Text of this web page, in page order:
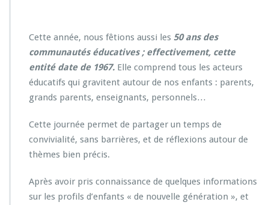
Cette année, nous fêtions aussi les 50 ans des
communautés éducatives ; effectivement, cette
entité date de 1967. Elle comprend tous les acteurs
éducatifs qui gravitent autour de nos enfants : parents,
grands parents, enseignants, personnels…
Cette journée permet de partager un temps de
convivialité, sans barrières, et de réflexions autour de
thèmes bien précis.
Après avoir pris connaissance de quelques informations
sur les profils d’enfants « de nouvelle génération », et